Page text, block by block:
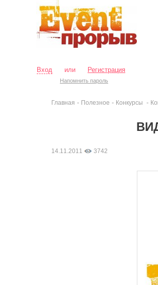
Вход или Регистрация
Напомнить пароль
Главная - Полезное - Конкурсы -
14.11.2011 3742